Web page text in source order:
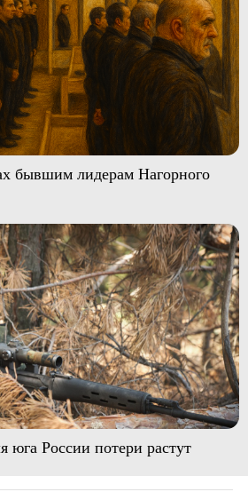
бывшим лидерам Нагорного
юга России потери растут